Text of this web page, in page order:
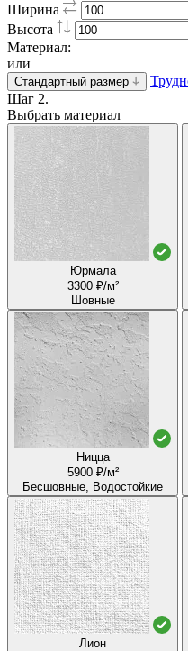
Ширина
Высота
Материал:
или
Стандартный размер
Шаг 2.
Выбрать материал
Юрмала
3300 ₽/м²
Шовные
Ницца
5900 ₽/м²
Бесшовные, Водостойкие
Лион